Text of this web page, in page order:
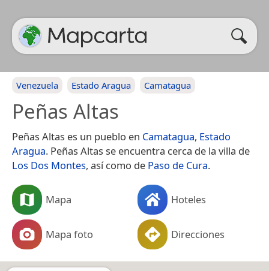
Venezuela Estado Aragua Camatagua
Peñas Altas
Peñas Altas es un pueblo en Camatagua, Estado
Aragua. Peñas Altas se encuentra cerca de la villa de
Los Dos Montes, así como de Paso de Cura.
Mapa Hoteles
Mapa foto Direcciones